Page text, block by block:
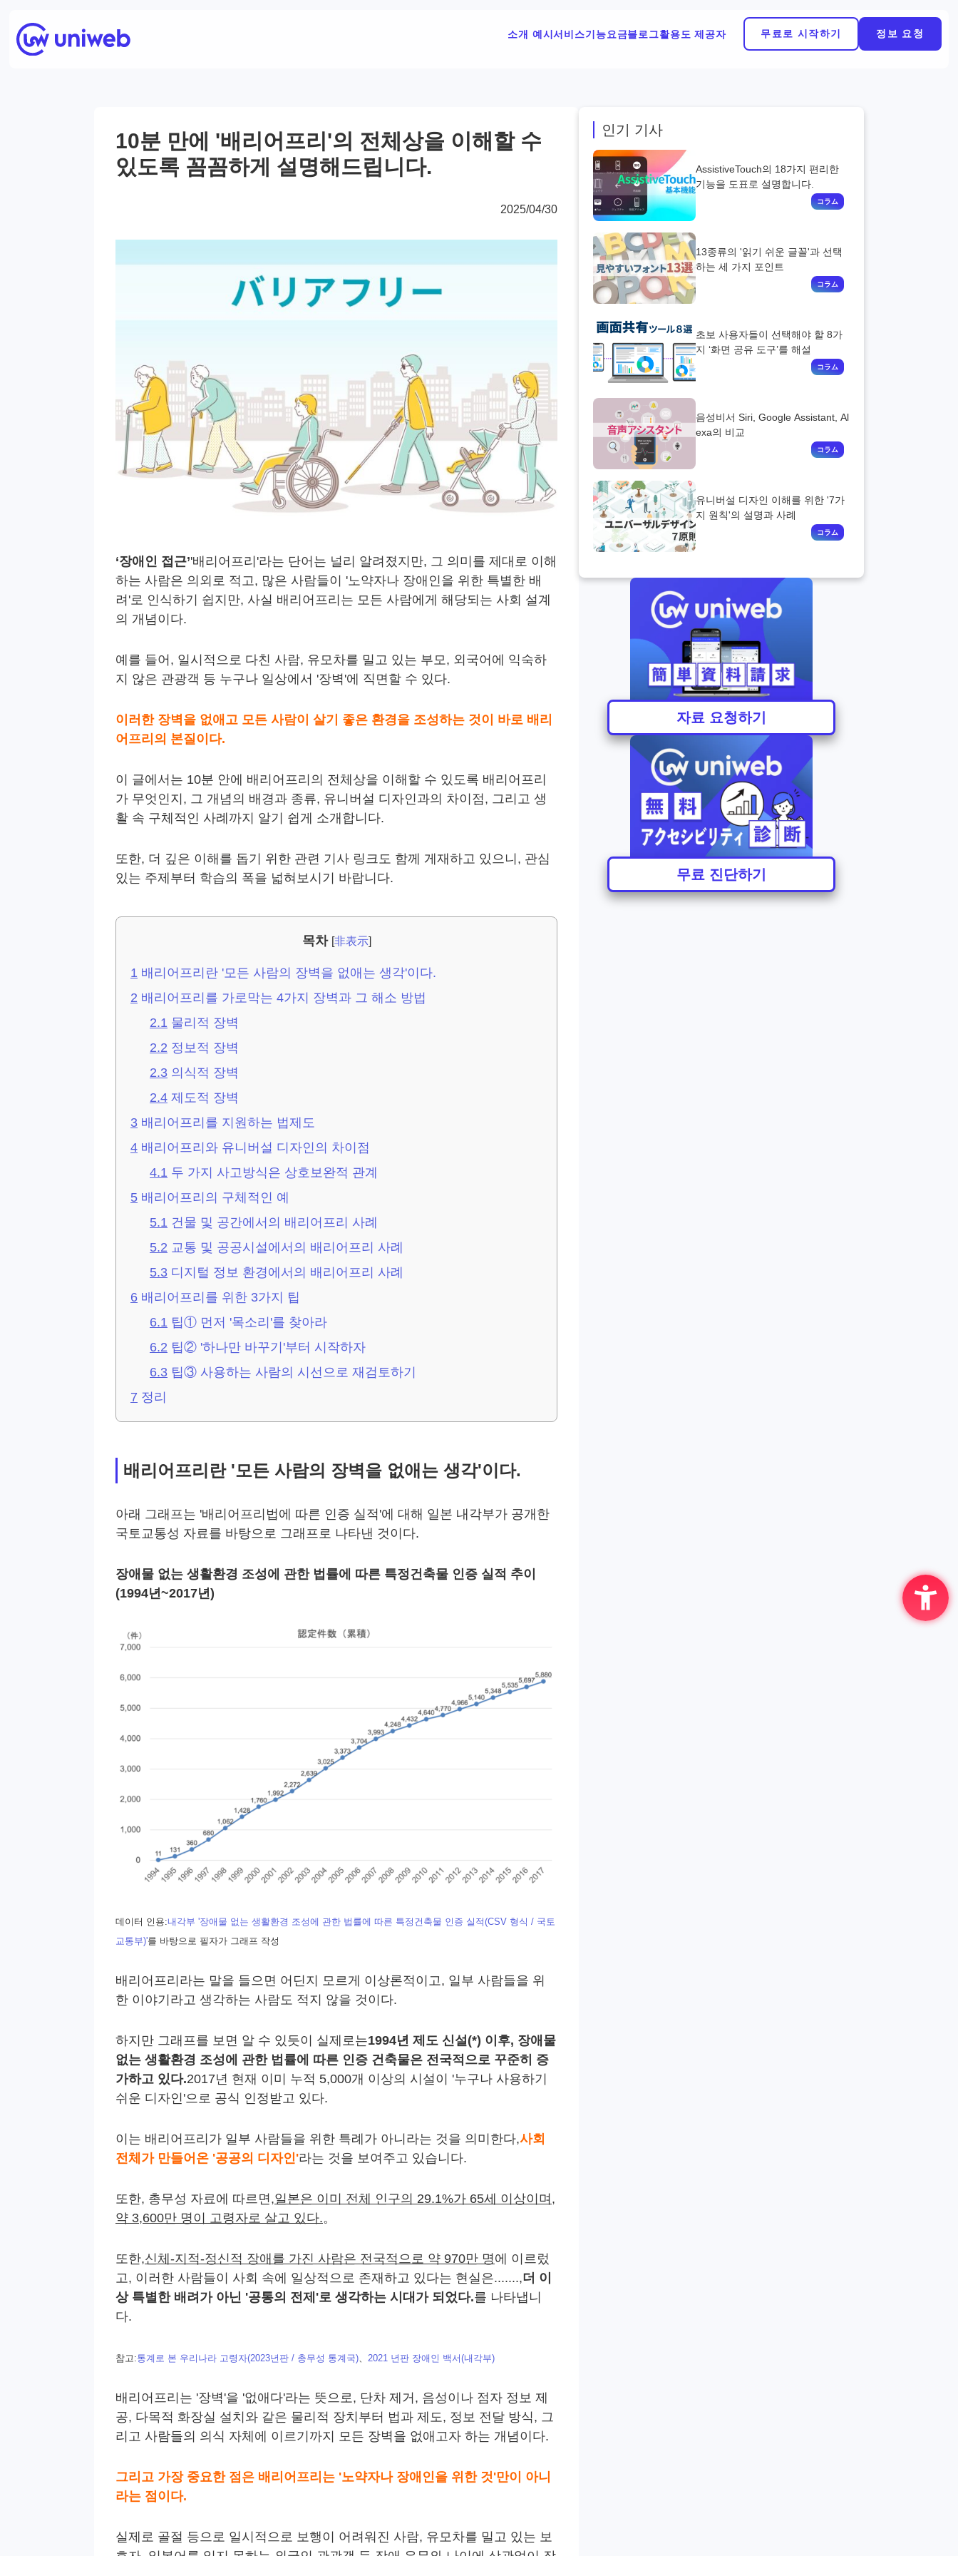
소개 예시서비스기능요금블로그활용도 제공자 무료로 시작하기 정보 요청
10분 만에 '배리어프리'의 전체상을 이해할 수
있도록 꼼꼼하게 설명해드립니다.
2025/04/30
‘장애인 접근’'배리어프리'라는 단어는 널리 알려졌지만, 그 의미를 제대로 이해
하는 사람은 의외로 적고, 많은 사람들이 '노약자나 장애인을 위한 특별한 배
려'로 인식하기 쉽지만, 사실 배리어프리는 모든 사람에게 해당되는 사회 설계
의 개념이다.
예를 들어, 일시적으로 다친 사람, 유모차를 밀고 있는 부모, 외국어에 익숙하
지 않은 관광객 등 누구나 일상에서 '장벽'에 직면할 수 있다.
이러한 장벽을 없애고 모든 사람이 살기 좋은 환경을 조성하는 것이 바로 배리
어프리의 본질이다.
이 글에서는 10분 안에 배리어프리의 전체상을 이해할 수 있도록 배리어프리
가 무엇인지, 그 개념의 배경과 종류, 유니버설 디자인과의 차이점, 그리고 생
활 속 구체적인 사례까지 알기 쉽게 소개합니다.
또한, 더 깊은 이해를 돕기 위한 관련 기사 링크도 함께 게재하고 있으니, 관심
있는 주제부터 학습의 폭을 넓혀보시기 바랍니다.
목차 [非表示]
1 배리어프리란 '모든 사람의 장벽을 없애는 생각'이다.
2 배리어프리를 가로막는 4가지 장벽과 그 해소 방법
2.1 물리적 장벽
2.2 정보적 장벽
2.3 의식적 장벽
2.4 제도적 장벽
3 배리어프리를 지원하는 법제도
4 배리어프리와 유니버설 디자인의 차이점
4.1 두 가지 사고방식은 상호보완적 관계
5 배리어프리의 구체적인 예
5.1 건물 및 공간에서의 배리어프리 사례
5.2 교통 및 공공시설에서의 배리어프리 사례
5.3 디지털 정보 환경에서의 배리어프리 사례
6 배리어프리를 위한 3가지 팁
6.1 팁① 먼저 '목소리'를 찾아라
6.2 팁② '하나만 바꾸기'부터 시작하자
6.3 팁③ 사용하는 사람의 시선으로 재검토하기
7 정리
배리어프리란 '모든 사람의 장벽을 없애는 생각'이다.
아래 그래프는 '배리어프리법에 따른 인증 실적'에 대해 일본 내각부가 공개한
국토교통성 자료를 바탕으로 그래프로 나타낸 것이다.
장애물 없는 생활환경 조성에 관한 법률에 따른 특정건축물 인증 실적 추이
(1994년~2017년)
데이터 인용:내각부 '장애물 없는 생활환경 조성에 관한 법률에 따른 특정건축물 인증 실적(CSV 형식 / 국토
교통부)'를 바탕으로 필자가 그래프 작성
배리어프리라는 말을 들으면 어딘지 모르게 이상론적이고, 일부 사람들을 위
한 이야기라고 생각하는 사람도 적지 않을 것이다.
하지만 그래프를 보면 알 수 있듯이 실제로는1994년 제도 신설(*) 이후, 장애물
없는 생활환경 조성에 관한 법률에 따른 인증 건축물은 전국적으로 꾸준히 증
가하고 있다.2017년 현재 이미 누적 5,000개 이상의 시설이 '누구나 사용하기
쉬운 디자인'으로 공식 인정받고 있다.
이는 배리어프리가 일부 사람들을 위한 특례가 아니라는 것을 의미한다,사회
전체가 만들어온 '공공의 디자인'라는 것을 보여주고 있습니다.
또한, 총무성 자료에 따르면,일본은 이미 전체 인구의 29.1%가 65세 이상이며,
약 3,600만 명이 고령자로 살고 있다.。
또한,신체-지적-정신적 장애를 가진 사람은 전국적으로 약 970만 명에 이르렀
고, 이러한 사람들이 사회 속에 일상적으로 존재하고 있다는 현실은.......,더 이
상 특별한 배려가 아닌 '공통의 전제'로 생각하는 시대가 되었다.를 나타냅니
다.
참고:통계로 본 우리나라 고령자(2023년판 / 총무성 통계국) 2021 년판 장애인 백서(내각부)
배리어프리는 '장벽'을 '없애다'라는 뜻으로, 단차 제거, 음성이나 점자 정보 제
공, 다목적 화장실 설치와 같은 물리적 장치부터 법과 제도, 정보 전달 방식, 그
리고 사람들의 의식 자체에 이르기까지 모든 장벽을 없애고자 하는 개념이다.
그리고 가장 중요한 점은 배리어프리는 '노약자나 장애인을 위한 것'만이 아니
라는 점이다.
실제로 골절 등으로 일시적으로 보행이 어려워진 사람, 유모차를 밀고 있는 보
인기 기사
AssistiveTouch의 18가지 편리한
기능을 도표로 설명합니다.
13종류의 '읽기 쉬운 글꼴'과 선택
하는 세 가지 포인트
초보 사용자들이 선택해야 할 8가
지 ‘화면 공유 도구’를 해설
음성비서 Siri, Google Assistant, Al
exa의 비교
유니버설 디자인 이해를 위한 '7가
지 원칙'의 설명과 사례
자료 요청하기
무료 진단하기